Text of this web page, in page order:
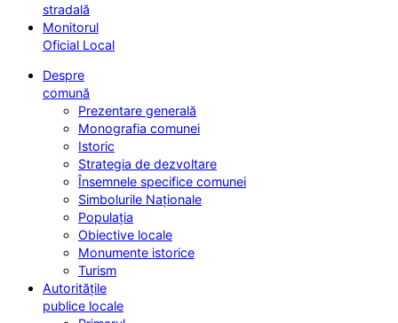
stradală
Monitorul
Oficial Local
Despre
comună
Prezentare generală
Monografia comunei
Istoric
Strategia de dezvoltare
Însemnele specifice comunei
Simbolurile Naționale
Populația
Obiective locale
Monumente istorice
Turism
Autoritățile
publice locale